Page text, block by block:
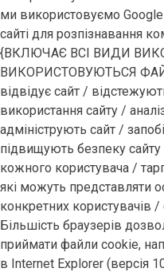
ми використовуємо
сайті для розпізнавання
{ВКЛЮЧАЄ ВСІ ВИДИ
ВИКОРИСТОВУЮТЬСЯ
відвідує сайт /
використання сайту /
адмініструють сайт /
підвищують безпеку
кожного користувача /
які можуть представляти
конкретних користувачів /
Більшість браузерів
приймати файли cookie,
в Internet Explorer (версія